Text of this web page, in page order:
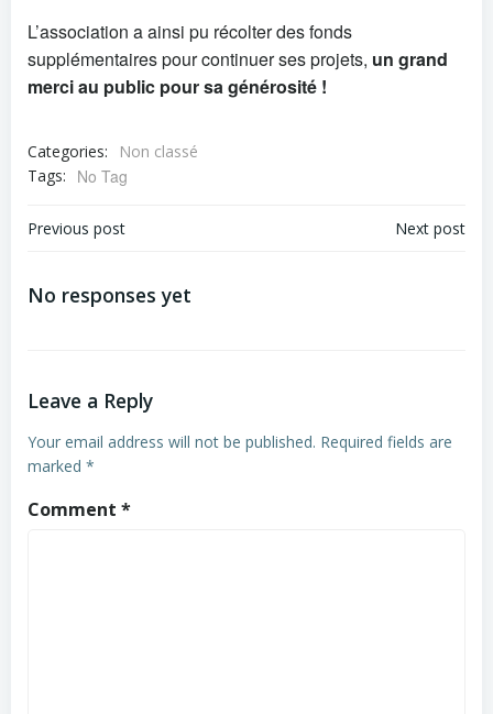
L’association a ainsi pu récolter des fonds
supplémentaires pour continuer ses projets, un grand
merci au public pour sa générosité !
Categories:
Non classé
Tags:
No Tag
Post
navigation
Previous post Next post
No responses yet
Leave a Reply
Your email address will not be published. Required fields are
marked *
Comment *